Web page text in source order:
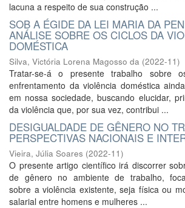
lacuna a respeito de sua construção ...
SOB A ÉGIDE DA LEI MARIA DA
ANÁLISE SOBRE OS CICLOS DA
DOMÉSTICA
Silva, Victória Lorena Magosso da (2022-11)
Tratar-se-á o presente trabalho sobre
enfrentamento da violência doméstica
em nossa sociedade, buscando elucidar,
da violência que, por sua vez, contribui ...
DESIGUALDADE DE GÊNERO NO
PERSPECTIVAS NACIONAIS E
Vieira, Júlia Soares (2022-11)
O presente artigo científico irá discorrer
de gênero no ambiente de trabalho,
sobre a violência existente, seja física ou
salarial entre homens e mulheres ...